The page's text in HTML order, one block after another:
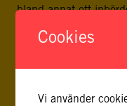
bland annat ett
och landet är indelat i
koloniala förtecken.
Cookies
Vi använder